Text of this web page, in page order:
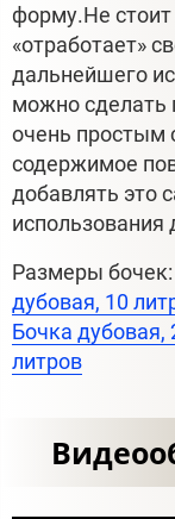
форму.Не стоит
«отработает»
дальнейшего
можно сделать
очень простым
содержимое
добавлять это
Размеры бочек:
дубовая, 10
Бочка дубовая,
литров